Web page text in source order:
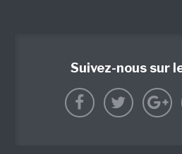
Suivez-nous sur